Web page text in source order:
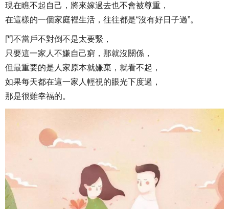
現在瞧不起自己，將來嫁過去也不會被尊重，
在這樣的一個家庭裡生活，往往都是“沒有好日子過”。
門不當戶不對倒不是太要緊，
只要這一家人不嫌自己窮，那就沒關係，
但最重要的是人家原本就嫌棄，就看不起，
如果每天都在這一家人輕視的眼光下度過，
那是很難幸福的。